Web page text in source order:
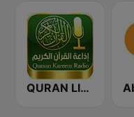
QURAN LIVE RADIO